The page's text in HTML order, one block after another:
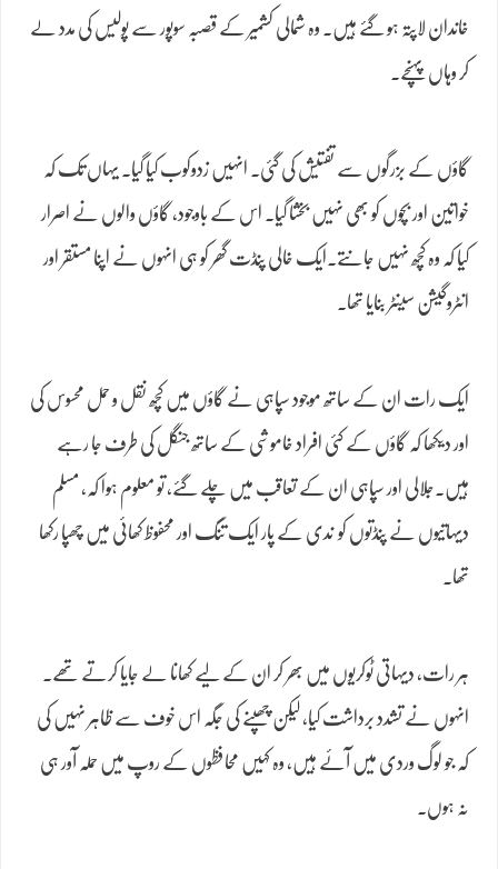
خاندان لاپتہ ہو گئے ہیں۔ وہ شمالی کشمیر کے قصبہ سوپور سے پولیس کی مدد لے
کر وہاں پہنچے۔
گاؤں کے بزرگوں سے تفتیش کی گئی۔ انہیں زدوکوب کیا گیا۔ یہاں تک کہ
خواتین اور بچوں کو بھی نہیں بخشا گیا۔ اس کے باوجود، گاؤں والوں نے اصرار
کیا کہ وہ کچھ نہیں جانتے۔ایک خالی پنڈت گھر کو ہی انہوں نے اپنا مستقر اور
انٹروگیشن سینٹر بنایا تھا۔
ایک رات ان کے ساتھ موجود سپاہی نے گاؤں میں کچھ نقل و حمل محسوس کی
اور دیکھا کہ گاؤں کے کئی افراد خاموشی کے ساتھ جنگل کی طرف جا رہے
ہیں۔جلالی اور سپاہی ان کے تعاقب میں چلے گئے، تو معلوم ہوا کہ، مسلم
دیہاتیوں نے پنڈتوں کو ندی کے پار ایک تنگ اور محفوظ کھائی میں چھپا رکھا
تھا۔
ہر رات، دیہاتی ٹوکریوں میں بھر کر ان کے لیے کھانا لے جایا کرتے تھے۔
انہوں نے تشدد برداشت کیا، لیکن چھپنے کی جگہ اس خوف سے ظاہر نہیں کی
کہ جو لوگ وردی میں آئے ہیں، وہ کہیں محافظوں کے روپ میں حملہ آور ہی
نہ ہوں۔